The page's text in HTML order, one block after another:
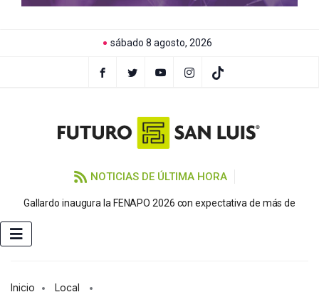
sábado 8 agosto, 2026
NOTICIAS DE ÚLTIMA HORA
Gallardo inaugura la FENAPO 2026 con expectativa de más de
Inicio
Local